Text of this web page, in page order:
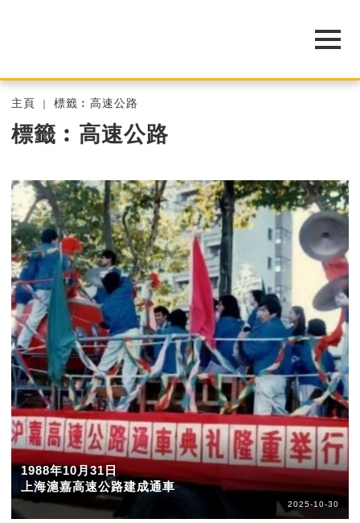
主頁 標籤︰高速公路
標籤︰高速公路
1988年10月31日
上海滬嘉高速公路建成通車
2025-10-30